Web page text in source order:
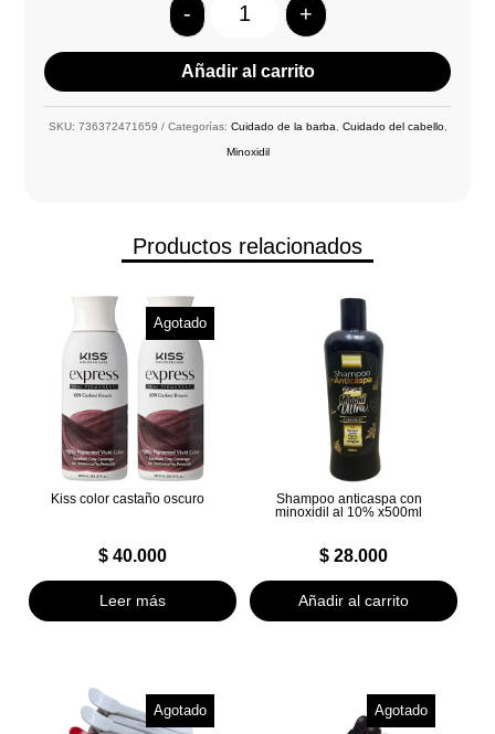
Quantity
- +
Añadir al carrito
SKU: 736372471659 Categorías: Cuidado de la barba, Cuidado del cabello,
Minoxidil
Productos relacionados
Agotado
Kiss color castaño oscuro
$40.000
Leer más
Shampoo anticaspa con
minoxidil al 10% x500ml
$28.000
Añadir al carrito
Agotado Agotado